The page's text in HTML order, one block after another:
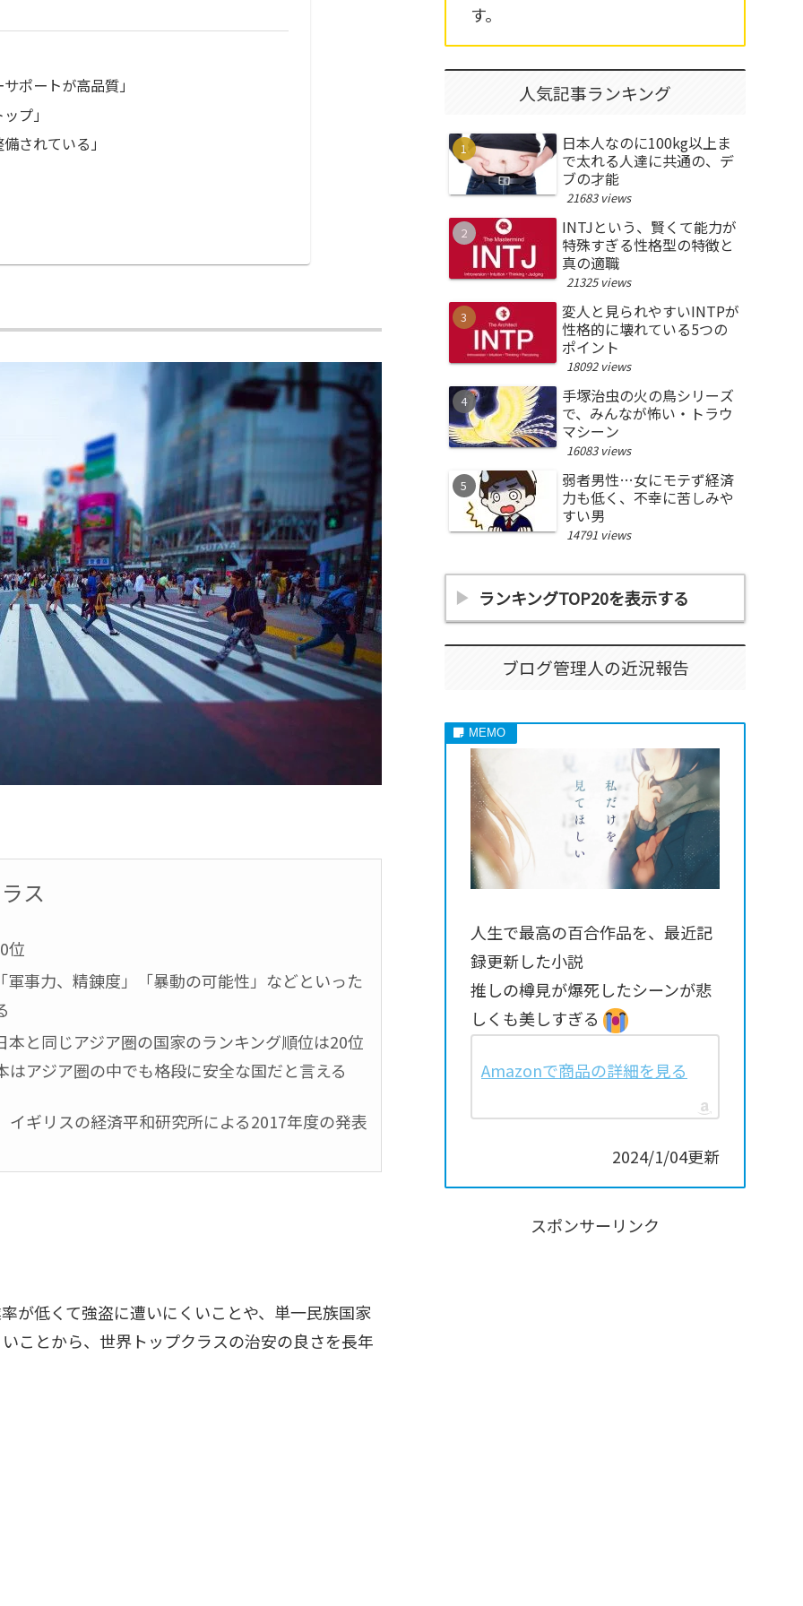
ポートが高品質」
プ」
されている」
ス
位
事力、精錬度」「暴動の可能性」などといった
と同じアジア圏の国家のランキング順位は20位
アジア圏の中でも格段に安全な国だと言える
イギリスの経済平和研究所による2017年度の発表
が低くて強盗に遭いにくいことや、単一民族国家
ことから、世界トップクラスの治安の良さを長年
す。
人気記事ランキング
日本人なのに100kg以上ま
で太れる人達に共通の、デ
ブの才能
21683 views
INTJという、賢くて能力が
特殊すぎる性格型の特徴と
真の適職
21325 views
変人と見られやすいINTPが
性格的に壊れている5つの
ポイント
18092 views
手塚治虫の火の鳥シリーズ
で、みんなが怖い・トラウ
マシーン
16083 views
弱者男性…女にモテず経済
力も低く、不幸に苦しみや
すい男
14791 views
ランキングTOP20を表示する
ブログ管理人の近況報告
人生で最高の百合作品を、最近記
録更新した小説
推しの樽見が爆死したシーンが悲
しくも美しすぎる
Amazonで商品の詳細を見る
2024/1/04更新
スポンサーリンク